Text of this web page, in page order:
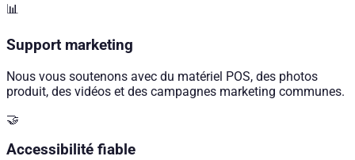
📊
Support marketing
Nous vous soutenons avec du matériel POS, des photos
produit, des vidéos et des campagnes marketing communes.
🤝
Accessibilité fiable